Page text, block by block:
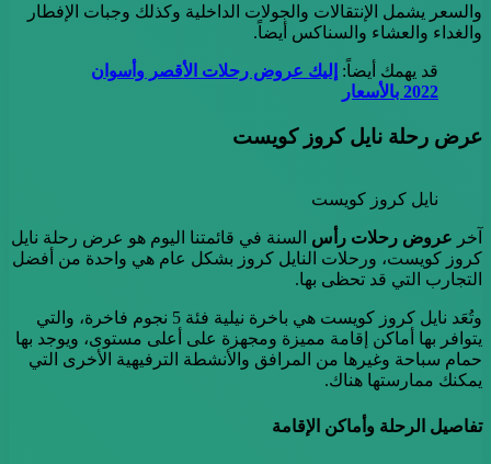
والسعر يشمل الإنتقالات والجولات الداخلية وكذلك وجبات الإفطار
والغداء والعشاء والسناكس أيضاً.
قد يهمك أيضاً: إليك عروض رحلات الأقصر وأسوان
2022 بالأسعار
عرض رحلة نايل كروز كويست
نايل كروز كويست
آخر عروض رحلات رأس السنة في قائمتنا اليوم هو عرض رحلة نايل
كروز كويست، ورحلات النايل كروز بشكل عام هي واحدة من أفضل
التجارب التي قد تحظى بها.
وتُعَد نايل كروز كويست هي باخرة نيلية فئة 5 نجوم فاخرة، والتي
يتوافر بها أماكن إقامة مميزة ومجهزة على أعلى مستوى، ويوجد بها
حمام سباحة وغيرها من المرافق والأنشطة الترفيهية الأخرى التي
يمكنك ممارستها هناك.
تفاصيل الرحلة وأماكن الإقامة